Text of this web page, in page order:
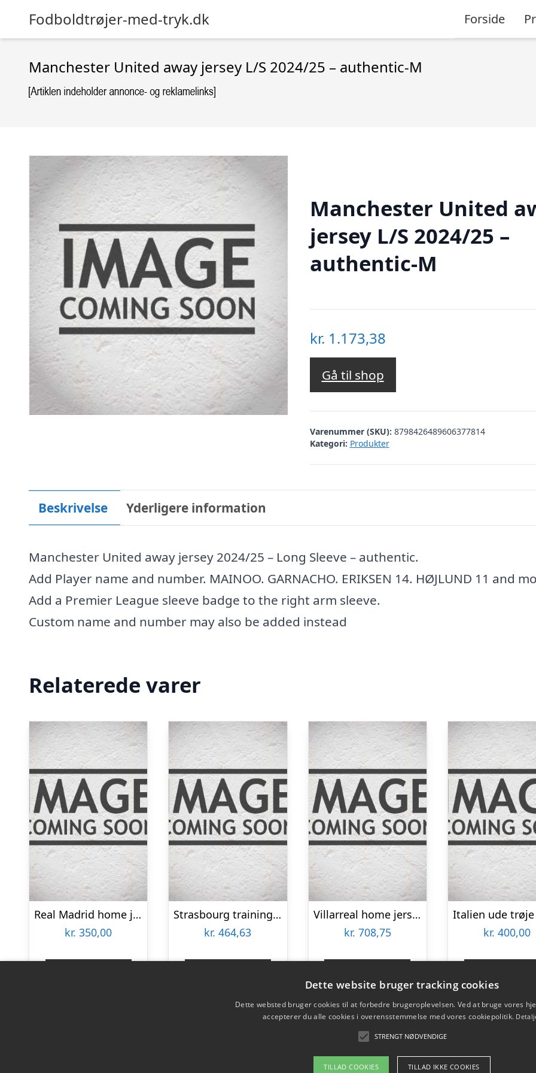
Fodboldtrøjer-med-tryk.dk Forside
Manchester United away jersey L/S 2024/25 – authentic-M
Manchester United
jersey L/S 2024/25 –
authentic-M
kr. 1.173,38
Gå til shop
Varenummer (SKU): 8798426489606377814
Kategori: Produkter
Beskrivelse Yderligere information
Manchester United away jersey 2024/25 – Long Sleeve – authentic.
Add Player name and number. MAINOO. GARNACHO. ERIKSEN 14. HØJLUND 11 and
Add a Premier League sleeve badge to the right arm sleeve.
Custom name and number may also be added instead
Relaterede varer
Real Madrid home jersey – Dahl 93-M
kr. 350,00
Strasbourg training jersey 2022/23 – by adidas-L
kr. 464,63
Villarreal home jersey 2022/23 – mens-Large
kr. 708,75
Gå til shop
kr. 400,00
Gå til
Dette website bruger tracking cookies
Dette websted bruger cookies til at forbedre brugeroplevelsen. Ved at bruge vores
accepterer du alle cookies i overensstemmelse med vores cookiepolitik.
STRENGT NØDVENDIGE
TILLAD COOKIES TILLAD IKKE COOKIES